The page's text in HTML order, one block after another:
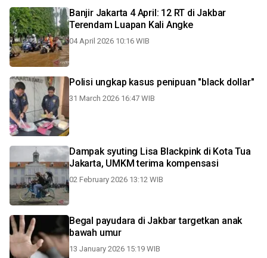
Banjir Jakarta 4 April: 12 RT di Jakbar
Terendam Luapan Kali Angke
04 April 2026 10:16 WIB
Polisi ungkap kasus penipuan "black dollar"
31 March 2026 16:47 WIB
Dampak syuting Lisa Blackpink di Kota Tua
Jakarta, UMKM terima kompensasi
02 February 2026 13:12 WIB
Begal payudara di Jakbar targetkan anak
bawah umur
13 January 2026 15:19 WIB